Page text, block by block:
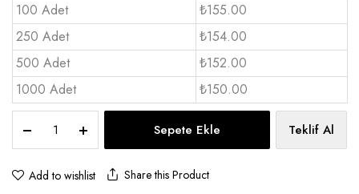
100 Adet
₺155.00
250 Adet
₺154.00
500 Adet
₺152.00
1000 Adet
₺150.00
Defter
15x21
Tokalı
Sepete Ekle Teklif Al
Add to wishlist Share this Product